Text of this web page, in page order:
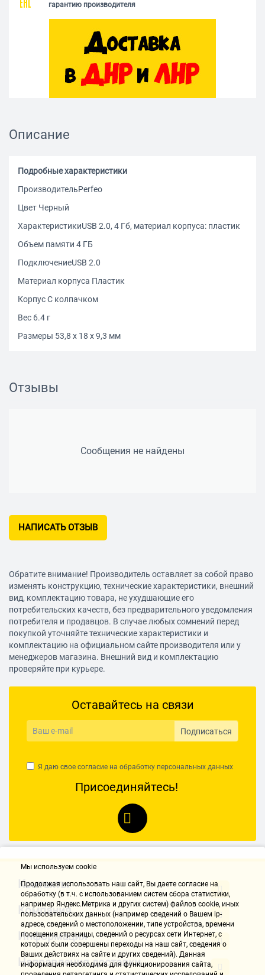
гарантию производителя
Описание
Подробные характеристики
ПроизводительPerfeo
Цвет Черный
ХарактеристикиUSB 2.0, 4 Гб, материал корпуса: пластик
Объем памяти 4 ГБ
ПодключениеUSB 2.0
Материал корпуса Пластик
Корпус С колпачком
Вес 6.4 г
Размеры 53,8 х 18 х 9,3 мм
Отзывы
Сообщения не найдены
НАПИСАТЬ ОТЗЫВ
Обратите внимание! Производитель оставляет за собой право
изменять конструкцию, технические характеристики, внешний
вид, комплектацию товара, не ухудшающие его
потребительских качеств, без предварительного уведомления
потребителя и продавцов. В случае любых сомнений перед
покупкой уточняйте технические характеристики и
комплектацию на официальном сайте производителя или у
менеджеров магазина. Внешний вид и комплектацию
проверяйте при курьере.
Оставайтесь на связи
Подписаться
Я даю свое согласие на обработку персональных данных
Присоединяйтесь!
Контакты
Компания
Информация
Направления доставки
Мы используем cookie
Продолжая использовать наш cайт, Вы даете согласие на
обработку (в т.ч. с использованием систем сбора статистики,
например Яндекс.Метрика и других систем) файлов cookie, иных
пользовательских данных (например сведений о Вашем ip-
адресе, сведений о местоположении, типе устройства, времени
посещения страницы, сведений о ресурсах сети Интернет, с
которых были совершены переходы на наш сайт, сведения о
Ваших действиях на сайте и других сведений). Данная
информация необходима для функционирования сайта,